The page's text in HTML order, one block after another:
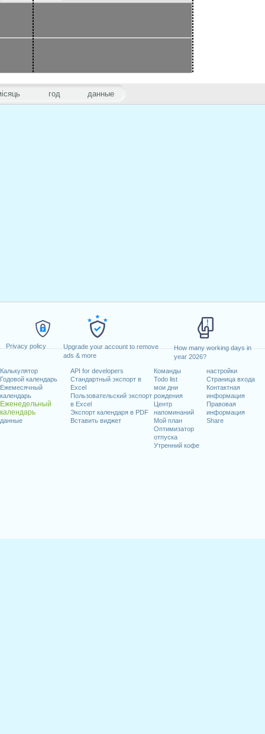
Privacy policy
Upgrade your account to remove
ads & more
How many working days in
year 2026?
Калькулятор
Годовой календарь
Ежемесячный
календарь
Еженедельный
календарь
данные
API for developers
Стандартный экспорт в
Excel
Пользовательский экспорт
в Excel
Экспорт календаря в PDF
Вставить виджет
Команды
Todo list
мои дни
рождения
Центр
напоминаний
Мой план
Оптимизатор
отпуска
Утренний кофе
настройки
Страница входа
Контактная
информация
Правовая
информация
Share
год данные